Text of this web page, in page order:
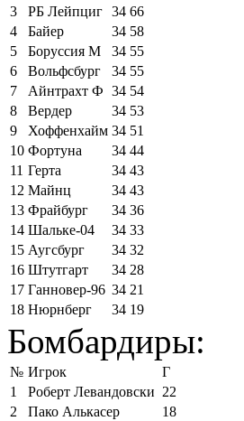
3
РБ Лейпциг 34 66
4
Байер 34 58
5
Боруссия М 34 55
6
Вольфсбург 34 55
7
Айнтрахт Ф 34 54
8
Вердер 34 53
9
Хоффенхайм 34 51
10 Фортуна 34 44
11 Герта 34 43
12 Майнц 34 43
13 Фрайбург 34 36
14 Шальке-04 34 33
15 Аугсбург 34 32
16 Штутгарт 34 28
17 Ганновер-96 34 21
18 Нюрнберг 34 19
Бомбардиры:
№ Игрок
Г
1
Роберт Левандовски 22
2
Пако Алькасер
18